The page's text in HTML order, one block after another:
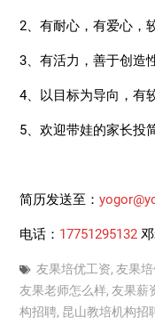
2、有耐心，有爱心，
3、有活力，善于创造
4、以目标为导向，有
5、欢迎带娃的家长投
简历发送至：
电话： 17751295132邓
友果培优工资, 友果培
友果老师怎么样, 友果薪
构招聘, 昆山教培机构招